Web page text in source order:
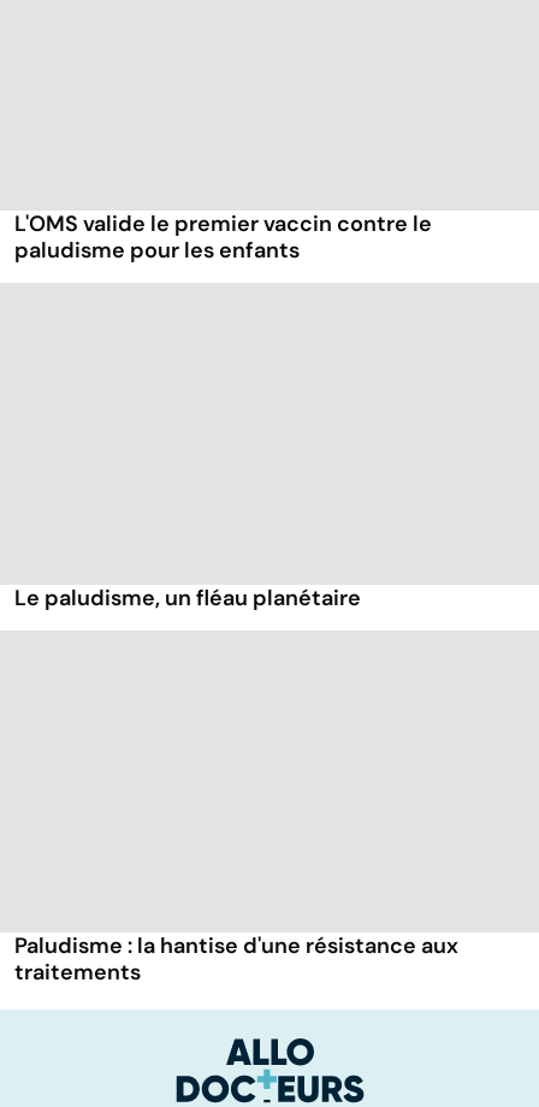
L'OMS valide le premier vaccin contre le
paludisme pour les enfants
Le paludisme, un fléau planétaire
Paludisme : la hantise d'une résistance aux
traitements